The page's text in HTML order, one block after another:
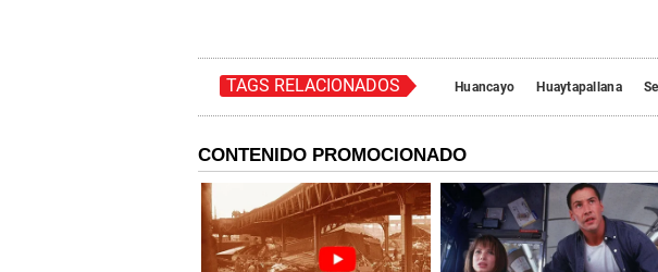
TAGS RELACIONADOS Huancayo Huaytapallana